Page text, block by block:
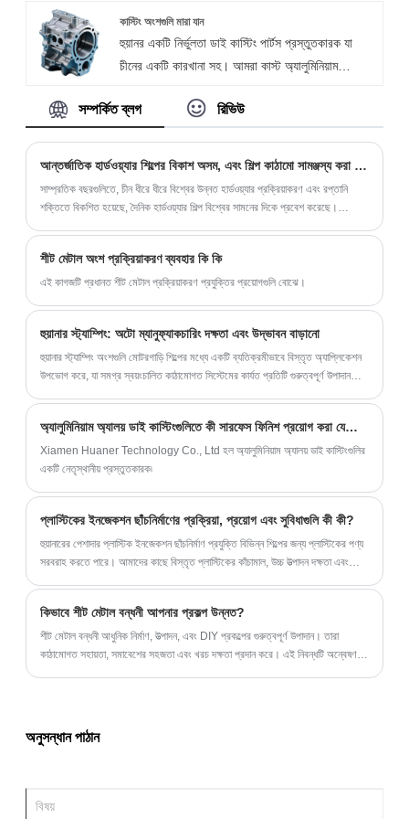
স্পর্শ যোগ করার জন্য নিখুঁত পছন্দ। আজ, আসুন একসাথে
আমাদের সিরিজ অন্বেষণ করি এবং ফ্যাশনেবল এবং টেকসই
আসন সমাধানের অসীম সম্ভাবনাগুলি আবিষ্কার করি।
কাস্টিং অংশগুলি মারা যান
হুয়ানর একটি নির্ভুলতা ডাই কাস্টিং পার্টস প্রস্তুতকারক যা
চীনের একটি কারখানা সহ। আমরা কাস্ট অ্যালুমিনিয়াম
সমাধানগুলি সরবরাহ করি এবং আমাদের পণ্যগুলি আইএসও/
এবং 7-15 দিনের নেতৃত্বের সময়ও সরবরাহ করি।
সম্পর্কিত ব্লগ রিভিউ
আন্তর্জাতিক হার্ডওয়্যার শিল্পের বিকাশ অসম, এবং শিল্প কাঠামো সামঞ্জস্য করা প্রয়োজন
সাম্প্রতিক বছরগুলিতে, চীন ধীরে ধীরে বিশ্বের উন্নত হার্ডওয়্যার প্রক্রিয়াকরণ এবং রপ্তানি
শক্তিতে বিকশিত হয়েছে, দৈনিক হার্ডওয়্যার শিল্প বিশ্বের সামনের দিকে প্রবেশ করেছে।
শীট মেটাল অংশ প্রক্রিয়াকরণ ব্যবহার কি কি
এই কাগজটি প্রধানত শীট মেটাল প্রক্রিয়াকরণ প্রযুক্তির প্রয়োগগুলি বোঝে।
হুয়ানার স্ট্যাম্পিং: অটো ম্যানুফ্যাকচারিং দক্ষতা এবং উদ্ভাবন বাড়ানো
হুয়ানার স্ট্যাম্পিং অংশগুলি মোটরগাড়ি শিল্পের মধ্যে একটি ব্যতিক্রমীভাবে বিস্তৃত অ্যাপ্লিকেশন
উপভোগ করে, যা সমগ্র স্বয়ংচালিত কাঠামোগত সিস্টেমের কার্যত প্রতিটি গুরুত্বপূর্ণ উপাদানকে
অ্যালুমিনিয়াম অ্যালয় ডাই কাস্টিংগুলিতে কী সারফেস ফিনিশ প্রয়োগ করা যেতে পারে?
Xiamen Huaner Technology Co., Ltd হল অ্যালুমিনিয়াম অ্যালয় ডাই কাস্টিংগুলির
একটি নেতৃস্থানীয় প্রস্তুতকারক৷
প্লাস্টিকের ইনজেকশন ছাঁচনির্মাণের প্রক্রিয়া, প্রয়োগ এবং সুবিধাগুলি কী কী?
হুয়ানারের পেশাদার প্লাস্টিক ইনজেকশন ছাঁচনির্মাণ প্রযুক্তি বিভিন্ন শিল্পের জন্য প্লাস্টিকের পণ্য
সরবরাহ করতে পারে। আমাদের কাছে বিস্তৃত প্লাস্টিকের কাঁচামাল, উচ্চ উত্পাদন দক্ষতা এবং
কিভাবে শীট মেটাল বন্ধনী আপনার প্রকল্প উন্নত?
শীট মেটাল বন্ধনী আধুনিক নির্মাণ, উত্পাদন, এবং DIY প্রকল্পের গুরুত্বপূর্ণ উপাদান। তারা
কাঠামোগত সহায়তা, সমাবেশের সহজতা এবং খরচ দক্ষতা প্রদান করে। এই নিবন্ধটি অন্বেষণ
অনুসন্ধান পাঠান